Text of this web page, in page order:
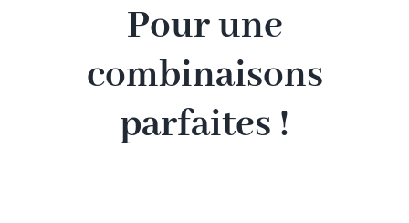
Pour une
combinaisons
parfaites !